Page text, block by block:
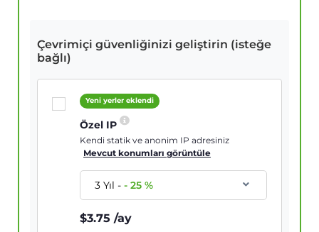
Çevrimiçi güvenliğinizi geliştirin (isteğe
bağlı)
Yeni yerler eklendi
Özel IP
Kendi statik ve anonim IP adresiniz
Mevcut konumları görüntüle
3 Yıl--25 %
$3.75 /ay